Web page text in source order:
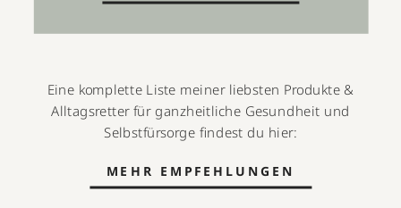
Eine komplette Liste meiner liebsten Produkte &
Alltagsretter für ganzheitliche Gesundheit und
Selbstfürsorge findest du hier:
MEHR EMPFEHLUNGEN